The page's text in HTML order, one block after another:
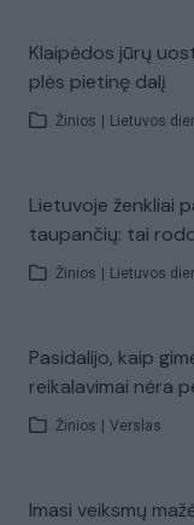
Klaipėdos jūrų
plės pietinę dalį
Žinios Lietuvos
Lietuvoje ženkliai
taupančių: tai
Žinios Lietuvos
Pasidalijo, kaip
reikalavimai nėra
Žinios Verslas
Imasi veiksmų